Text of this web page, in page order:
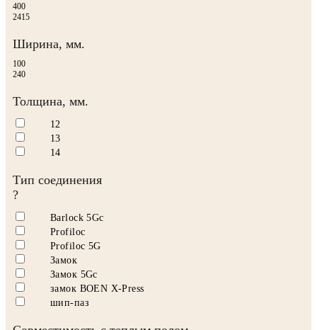
400
2415
Ширина, мм.
100
240
Толщина, мм.
12
13
14
Тип соединения
?
Barlock 5Gc
Profiloc
Profiloc 5G
Замок
Замок 5Gc
замок BOEN X-Press
шип-паз